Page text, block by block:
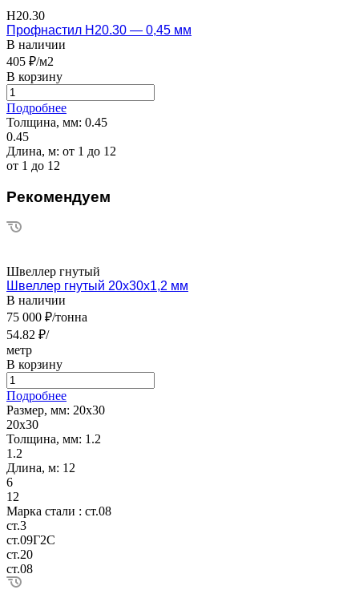
Н20.30
Профнастил Н20.30 — 0,45 мм
В наличии
405 ₽/м2
В корзину
Подробнее
Толщина, мм: 0.45
0.45
Длина, м: от 1 до 12
от 1 до 12
Рекомендуем
Швеллер гнутый
Швеллер гнутый 20х30х1,2 мм
В наличии
75 000 ₽/тонна
54.82 ₽/
метр
В корзину
Подробнее
Размер, мм: 20х30
20х30
Толщина, мм: 1.2
1.2
Длина, м: 12
6
12
Марка стали : ст.08
ст.3
ст.09Г2С
ст.20
ст.08